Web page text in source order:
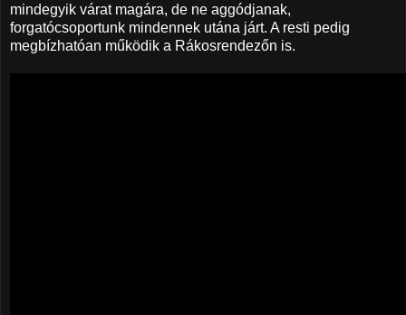
mindegyik várat magára, de ne aggódjanak,
forgatócsoportunk mindennek utána járt. A resti pedig
megbízhatóan működik a Rákosrendezőn is.